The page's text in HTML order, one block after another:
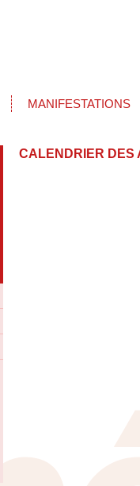
MANIFESTATIONS
CALENDRIER DES